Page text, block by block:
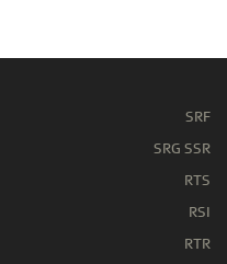
SRF
SRG SSR
RTS
RSI
RTR